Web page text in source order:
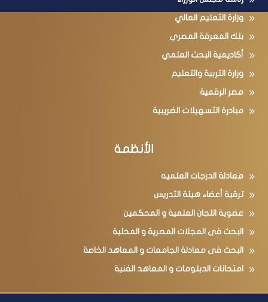
وزارة التعليم العالي
بنك المعرفة المصري
أكاديمية البحث العلمي
وزارة التربية والتعليم
مصر الرقمية
مبادرة التسهيلات الضريبية
الأنظمة
معادلة الدرجات العلميه
ترقية أعضاء هيئة التدريس
عضوية اللجان العلمية و المحكمين
البحث فى المجلات المصرية و المحلية
البحث فى معادلة الجامعات و المعاهد الخاصة
امتحانات الدبلومات و المعاهد الفنية